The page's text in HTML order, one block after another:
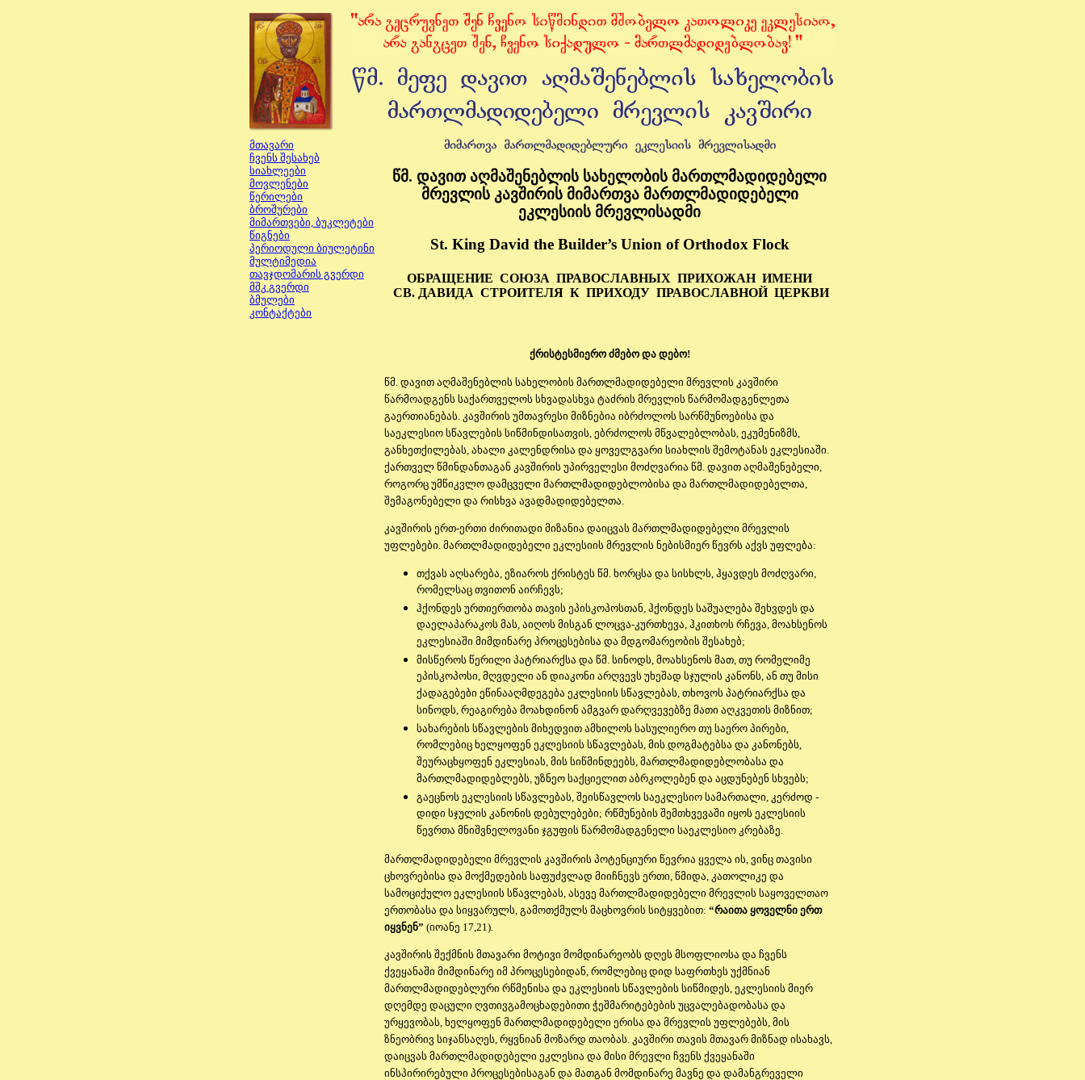
მთავარი
ჩვენს შესახებ
სიახლეები
მოვლენები
წერილები
ბროშურები
მიმართვები, ბუკლეტები
წიგნები
პერიოდული ბიულეტინი
მულტიმედია
თავჯდომარის გვერდი
მშკ გვერდი
ბმულები
კონტაქტები
წმ. დავით აღმაშენებლის სახელობის მართლმადიდებელი
მრევლის კავშირის მიმართვა მართლმადიდებელი
ეკლესიის მრევლისადმი
St. King David the Builder’s Union of Orthodox Flock
ОБРАЩЕНИЕ СОЮЗА ПРАВОСЛАВНЫХ ПРИХОЖАН ИМЕНИ
СВ. ДАВИДА СТРОИТЕЛЯ К ПРИХОДУ ПРАВОСЛАВНОЙ ЦЕРКВИ
ქრისტესმიერო ძმებო და დებო!
წმ. დავით აღმაშენებლის სახელობის მართლმადიდებელი მრევლის კავშირი
წარმოადგენს საქართველოს სხვადასხვა ტაძრის მრევლის წარმომადგენლეთა
გაერთიანებას. კავშირის უმთავრესი მიზნებია იბრძოლოს სარწმუნოებისა და
საეკლესიო სწავლების სიწმინდისათვის, ებრძოლოს მწვალებლობას, ეკუმენიზმს,
განხეთქილებას, ახალი კალენდრისა და ყოველგვარი სიახლის შემოტანას ეკლესიაში.
ქართველ წმინდანთაგან კავშირის უპირველესი მოძღვარია წმ. დავით აღმაშენებელი,
როგორც უმწიკვლო დამცველი მართლმადიდებლობისა და მართლმადიდებელთა,
შემაგონებელი და რისხვა ავადმადიდებელთა.
კავშირის ერთ-ერთი ძირითადი მიზანია დაიცვას მართლმადიდებელი მრევლის
უფლებები. მართლმადიდებელი ეკლესიის მრევლის ნებისმიერ წევრს აქვს უფლება:
თქვას აღსარება, ეზიაროს ქრისტეს წმ. ხორცსა და სისხლს, ჰყავდეს მოძღვარი,
რომელსაც თვითონ აირჩევს;
ჰქონდეს ურთიერთობა თავის ეპისკოპოსთან, ჰქონდეს საშუალება შეხვდეს და
დაელაპარაკოს მას, აიღოს მისგან ლოცვა-კურთხევა, ჰკითხოს რჩევა, მოახსენოს
ეკლესიაში მიმდინარე პროცესებისა და მდგომარეობის შესახებ;
მისწეროს წერილი პატრიარქსა და წმ. სინოდს, მოახსენოს მათ, თუ რომელიმე
ეპისკოპოსი, მღვდელი ან დიაკონი არღვევს უხეშად სჯულის კანონს, ან თუ მისი
ქადაგებები ეწინააღმდეგება ეკლესიის სწავლებას, თხოვოს პატრიარქსა და
სინოდს, რეაგირება მოახდინონ ამგვარ დარღვევებზე მათი აღკვეთის მიზნით;
სახარების სწავლების მიხედვით ამხილოს სასულიერო თუ საერო პირები,
რომლებიც ხელყოფენ ეკლესიის სწავლებას, მის დოგმატებსა და კანონებს,
შეურაცხყოფენ ეკლესიას, მის სიწმინდეებს, მართლმადიდებლობასა და
მართლმადიდებლებს, უზნეო საქციელით აბრკოლებენ და აცდუნებენ სხვებს;
გაეცნოს ეკლესიის სწავლებას, შეისწავლოს საეკლესიო სამართალი, კერძოდ -
დიდი სჯულის კანონის დებულებები; რწმუნების შემთხვევაში იყოს ეკლესიის
წევრთა მნიშვნელოვანი ჯგუფის წარმომადგენელი საეკლესიო კრებაზე.
მართლმადიდებელი მრევლის კავშირის პოტენციური წევრია ყველა ის, ვინც თავისი
ცხოვრებისა და მოქმედების საფუძვლად მიიჩნევს ერთი, წმიდა, კათოლიკე და
სამოციქულო ეკლესიის სწავლებას, ასევე მართლმადიდებელი მრევლის საყოველთაო
ერთობასა და სიყვარულს, გამოთქმულს მაცხოვრის სიტყვებით: “რაითა ყოველნი ერთ
იყვნენ” (იოანე 17,21).
კავშირის შექმნის მთავარი მოტივი მომდინარეობს დღეს მსოფლიოსა და ჩვენს
ქვეყანაში მიმდინარე იმ პროცესებიდან, რომლებიც დიდ საფრთხეს უქმნიან
მართლმადიდებლური რწმენისა და ეკლესიის სწავლების სიწმიდეს, ეკლესიის მიერ
დღემდე დაცული ღვთივგამოცხადებითი ჭეშმარიტებების უცვალებადობასა და
ურყევობას, ხელყოფენ მართლმადიდებელი ერისა და მრევლის უფლებებს, მის
ზნეობრივ სიჯანსაღეს, რყვნიან მოზარდ თაობას. კავშირი თავის მთავარ მიზნად ისახავს,
დაიცვას მართლმადიდებელი ეკლესია და მისი მრევლი ჩვენს ქვეყანაში
ინსპირირებული პროცესებისაგან და მათგან მომდინარე მავნე და დამანგრეველი